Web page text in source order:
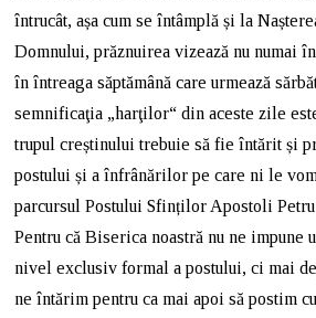
întrucât, așa cum se întâmplă și la
Domnului, prăznuirea vizează nu numai
în întreaga săptămână care urmează
semnificaţia „harţilor“ din aceste zile
trupul creștinului trebuie să fie întărit și
postului și a înfrânărilor pe care ni le
parcursul Postului Sfinților Apostoli
Pentru că Biserica noastră nu ne impune
nivel exclusiv formal a postului, ci mai
ne întărim pentru ca mai apoi să postim